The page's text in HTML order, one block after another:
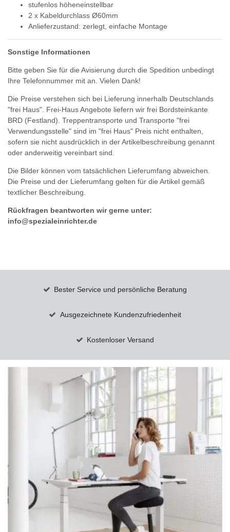
stufenlos höheneinstellbar
2 x Kabeldurchlass Ø60mm
Anlieferzustand: zerlegt, einfache Montage
Sonstige Informationen
Bitte geben Sie für die Avisierung durch die Spedition unbedingt
Ihre Telefonnummer mit an. Vielen Dank!
Die Preise verstehen sich bei Lieferung innerhalb Deutschlands
"frei Haus". Frei-Haus Angebote liefern wir frei Bordsteinkante
BRD (Festland). Treppentransporte und Transporte "frei
Verwendungsstelle" sind im "frei Haus" Preis nicht enthalten,
sofern sie nicht ausdrücklich in der Artikelbeschreibung genannt
oder anderweitig vereinbart sind.
Die Bilder können vom tatsächlichen Lieferumfang abweichen.
Die Preise und der Lieferumfang gelten für die Artikel gemäß
textlicher Beschreibung.
Rückfragen beantworten wir gerne unter:
info@spezialeinrichter.de
Bester Service und persönliche Beratung
Ausgezeichnete Kundenzufriedenheit
Kostenloser Versand